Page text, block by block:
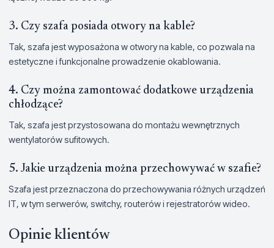
3. Czy szafa posiada otwory na kable?
Tak, szafa jest wyposażona w otwory na kable, co pozwala na
estetyczne i funkcjonalne prowadzenie okablowania.
4. Czy można zamontować dodatkowe urządzenia
chłodzące?
Tak, szafa jest przystosowana do montażu wewnętrznych
wentylatorów sufitowych.
5. Jakie urządzenia można przechowywać w szafie?
Szafa jest przeznaczona do przechowywania różnych urządzeń
IT, w tym serwerów, switchy, routerów i rejestratorów wideo.
Opinie klientów